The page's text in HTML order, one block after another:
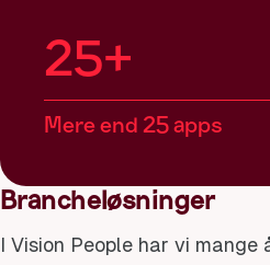
25+
Mere end 25 apps
Brancheløsninger
I Vision People har vi mange